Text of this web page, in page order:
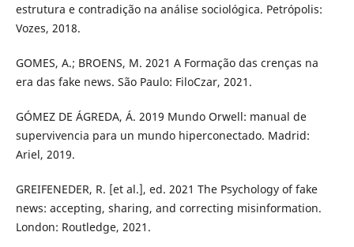
estrutura e contradição na análise sociológica. Petrópolis:
Vozes, 2018.
GOMES, A.; BROENS, M. 2021 A Formação das crenças na
era das fake news. São Paulo: FiloCzar, 2021.
GÓMEZ DE ÁGREDA, Á. 2019 Mundo Orwell: manual de
supervivencia para un mundo hiperconectado. Madrid:
Ariel, 2019.
GREIFENEDER, R. [et al.], ed. 2021 The Psychology of fake
news: accepting, sharing, and correcting misinformation.
London: Routledge, 2021.